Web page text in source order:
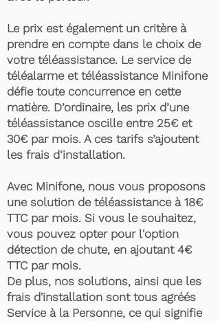
Le prix est également un critère à
prendre en compte dans le choix de
votre téléassistance. Le service de
téléalarme et téléassistance Minifone
défie toute concurrence en cette
matière. D’ordinaire, les prix d’une
téléassistance oscille entre 25€ et
30€ par mois. A ces tarifs s’ajoutent
les frais d’installation.
Avec Minifone, nous vous proposons
une solution de téléassistance à 18€
TTC par mois. Si vous le souhaitez,
vous pouvez opter pour l'option
détection de chute, en ajoutant 4€
TTC par mois.
De plus, nos solutions, ainsi que les
frais d'installation sont tous agréés
Service à la Personne, ce qui signifie